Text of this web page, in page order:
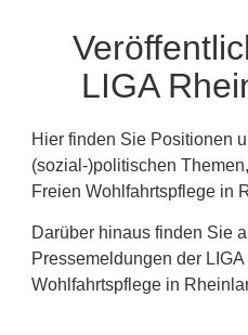
LIGA
Hier finden Sie Positionen
(sozial-)politischen
Freien Wohlfahrtspflege in
Darüber hinaus finden Sie
Pressemeldungen der
Wohlfahrtspflege in